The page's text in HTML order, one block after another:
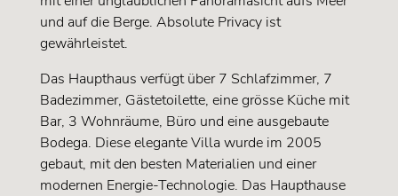
und auf die Berge. Absolute Privacy ist
gewährleistet.
Das Haupthaus verfügt über 7 Schlafzimmer, 7
Badezimmer, Gästetoilette, eine grösse Küche mit
Bar, 3 Wohnräume, Büro und eine ausgebaute
Bodega. Diese elegante Villa wurde im 2005
gebaut, mit den besten Materialien und einer
modernen Energie-Technologie. Das Haupthause